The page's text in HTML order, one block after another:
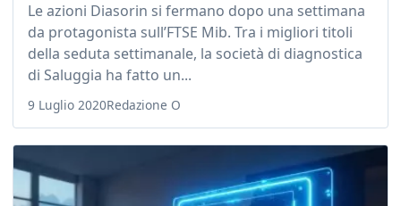
Le azioni Diasorin si fermano dopo una settimana
da protagonista sull’FTSE Mib. Tra i migliori titoli
della seduta settimanale, la società di diagnostica
di Saluggia ha fatto un...
9 Luglio 2020Redazione O